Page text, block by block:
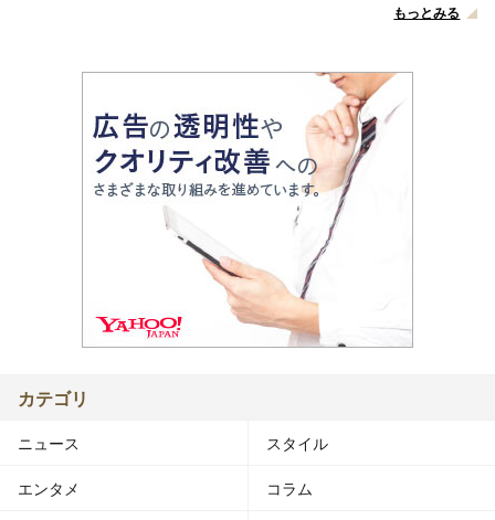
もっとみる
カテゴリ
ニュース スタイル
エンタメ コラム